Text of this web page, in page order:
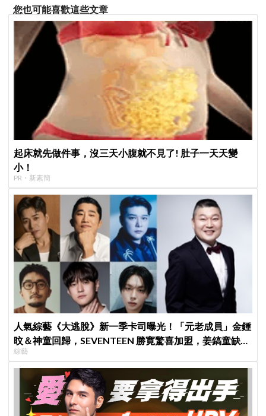
您也可能喜歡這些文章
起床就先做件事，沒三天小腹就不見了! 肚子一天天變
小！
PR・新素簡
人氣綜藝《大逃脫》新一季卡司曝光！「元老成員」金鍾
旼＆神童回歸，SEVENTEEN 勝寛驚喜加盟，姜鎬童缺席
成最大焦點
綜藝